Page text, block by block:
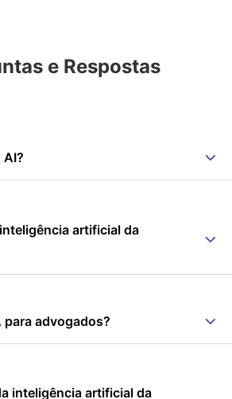
e Respostas
AI?
artificial da
para advogados?
inteligência artificial da